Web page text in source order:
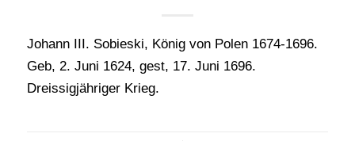
Johann III. Sobieski, König von Polen 1674-1696.
Geb, 2. Juni 1624, gest, 17. Juni 1696.
Dreissigjähriger Krieg.